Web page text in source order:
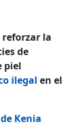
reforzar la
de
piel
ilegal en el
Kenia